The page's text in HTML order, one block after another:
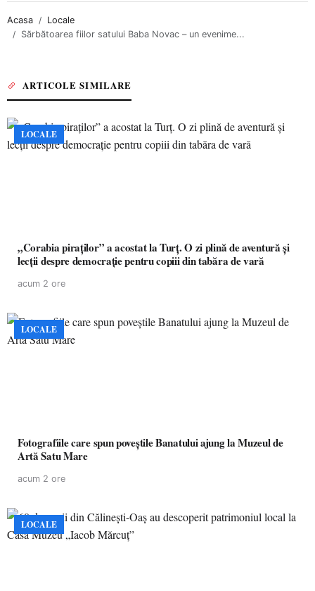
Acasa
Locale
Sărbătoarea fiilor satului Baba Novac – un evenime...
ARTICOLE SIMILARE
LOCALE
„Corabia piraților” a acostat la Turț. O zi plină de aventură și
lecții despre democrație pentru copiii din tabăra de vară
acum 2 ore
LOCALE
Fotografiile care spun poveștile Banatului ajung la Muzeul de
Artă Satu Mare
acum 2 ore
LOCALE